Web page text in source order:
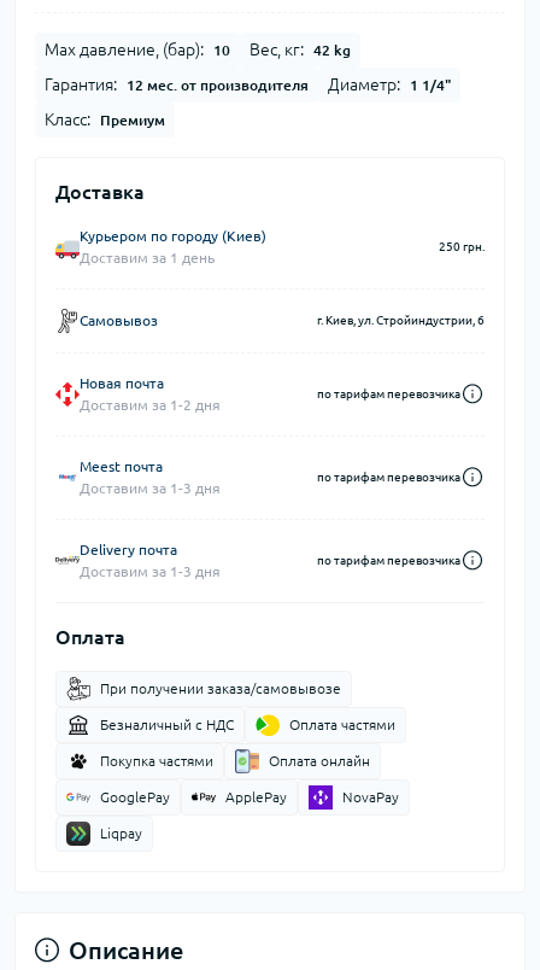
Max давление, (бар): 10 Вес, кг: 42 kg
Гарантия: 12 мес. от производителя Диаметр: 1 1/4"
Класс: Премиум
Доставка
Курьером по городу (Киев)
Доставим за 1 день
250 грн.
Самовывоз г. Киев, ул. Стройиндустрии, 6
Новая почта
Доставим за 1-2 дня
по тарифам перевозчика
Meest почта
Доставим за 1-3 дня
по тарифам перевозчика
Delivery почта
Доставим за 1-3 дня
по тарифам перевозчика
Оплата
При получении заказа/самовывозе
Безналичный с НДС Оплата частями
Покупка частями Оплата онлайн
GooglePay ApplePay NovaPay
Liqpay
Описание